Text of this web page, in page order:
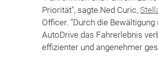
Priorität", sagte Ned Curic,
Officer. "Durch die
AutoDrive das Fahrerlebnis
effizienter und angenehmer